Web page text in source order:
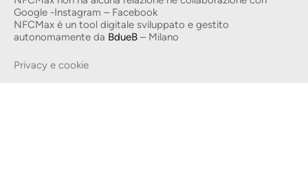
Google -Instagram – Facebook
NFCMax è un tool digitale sviluppato e gestito
autonomamente da BdueB – Milano
Privacy e cookie